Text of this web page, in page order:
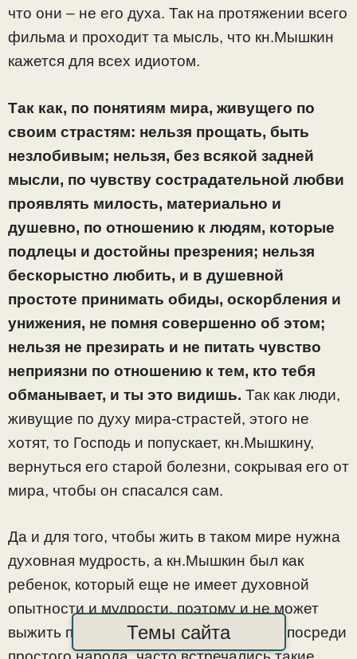
что они – не его духа. Так на протяжении всего
фильма и проходит та мысль, что кн.Мышкин
кажется для всех идиотом.
Так как, по понятиям мира, живущего по
своим страстям: нельзя прощать, быть
незлобивым; нельзя, без всякой задней
мысли, по чувству сострадательной любви
проявлять милость, материально и
душевно, по отношению к людям, которые
подлецы и достойны презрения; нельзя
бескорыстно любить, и в душевной
простоте принимать обиды, оскорбления и
унижения, не помня совершенно об этом;
нельзя не презирать и не питать чувство
неприязни по отношению к тем, кто тебя
обманывает, и ты это видишь. Так как люди,
живущие по духу мира-страстей, этого не
хотят, то Господь и попускает, кн.Мышкину,
вернуться его старой болезни, сокрывая его от
мира, чтобы он спасался сам.
Да и для того, чтобы жить в таком мире нужна
духовная мудрость, а кн.Мышкин был как
ребенок, который еще не имеет духовной
опытности и мудрости, поэтому и не может
выжить посреди такого мира. Раньше, посреди
Темы сайта